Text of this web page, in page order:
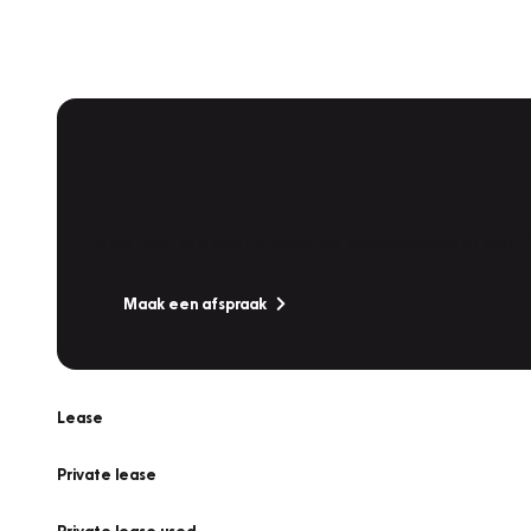
Maak een afspraak
Lease
Private lease